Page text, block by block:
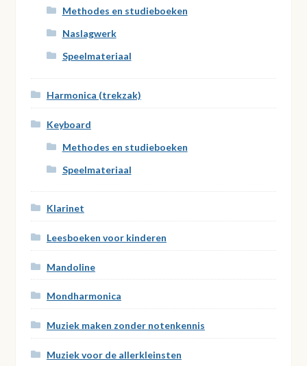
Methodes en studieboeken
Naslagwerk
Speelmateriaal
Harmonica (trekzak)
Keyboard
Methodes en studieboeken
Speelmateriaal
Klarinet
Leesboeken voor kinderen
Mandoline
Mondharmonica
Muziek maken zonder notenkennis
Muziek voor de allerkleinsten